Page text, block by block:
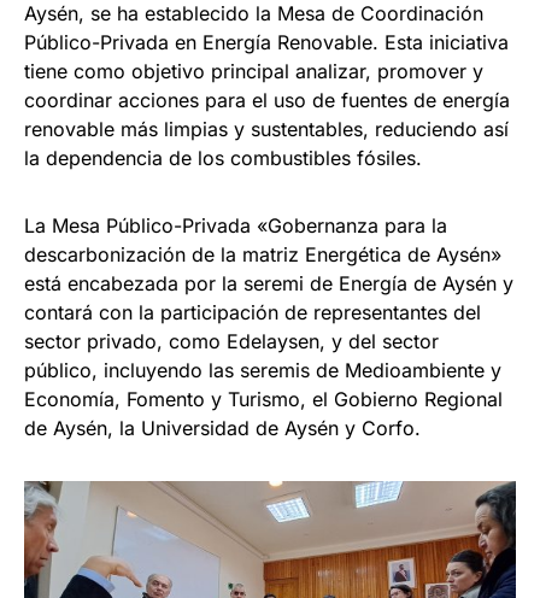
Aysén, se ha establecido la Mesa de Coordinación
Público-Privada en Energía Renovable. Esta iniciativa
tiene como objetivo principal analizar, promover y
coordinar acciones para el uso de fuentes de energía
renovable más limpias y sustentables, reduciendo así
la dependencia de los combustibles fósiles.
La Mesa Público-Privada «Gobernanza para la
descarbonización de la matriz Energética de Aysén»
está encabezada por la seremi de Energía de Aysén y
contará con la participación de representantes del
sector privado, como Edelaysen, y del sector
público, incluyendo las seremis de Medioambiente y
Economía, Fomento y Turismo, el Gobierno Regional
de Aysén, la Universidad de Aysén y Corfo.